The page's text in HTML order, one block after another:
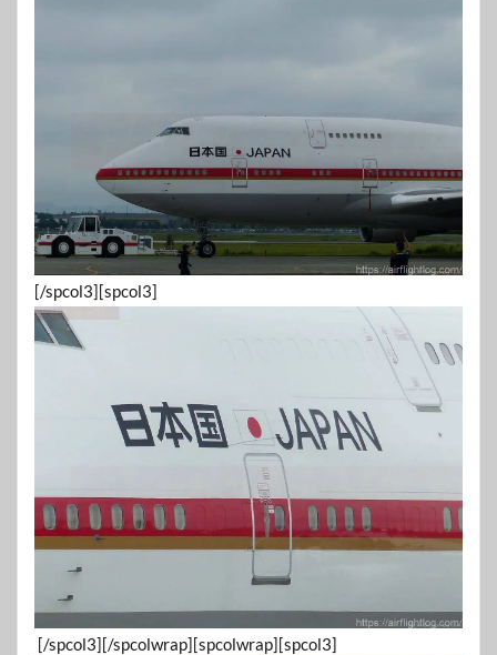
[/spcol3][spcol3]
[/spcol3][/spcolwrap][spcolwrap][spcol3]